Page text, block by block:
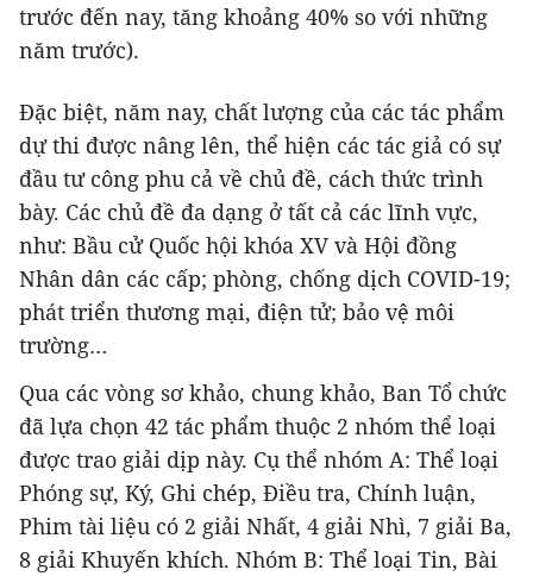
trước đến nay, tăng khoảng 40% so với những
năm trước).
Đặc biệt, năm nay, chất lượng của các tác phẩm
dự thi được nâng lên, thể hiện các tác giả có sự
đầu tư công phu cả về chủ đề, cách thức trình
bày. Các chủ đề đa dạng ở tất cả các lĩnh vực,
như: Bầu cử Quốc hội khóa XV và Hội đồng
Nhân dân các cấp; phòng, chống dịch COVID-19;
phát triển thương mại, điện tử; bảo vệ môi
trường…
Qua các vòng sơ khảo, chung khảo, Ban Tổ chức
đã lựa chọn 42 tác phẩm thuộc 2 nhóm thể loại
được trao giải dịp này. Cụ thể nhóm A: Thể loại
Phóng sự, Ký, Ghi chép, Điều tra, Chính luận,
Phim tài liệu có 2 giải Nhất, 4 giải Nhì, 7 giải Ba,
8 giải Khuyến khích. Nhóm B: Thể loại Tin, Bài